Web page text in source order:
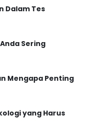
Dalam Tes
Sering
Mengapa Penting
yang Harus